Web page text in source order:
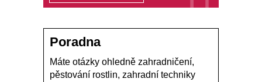
Poradna
Máte otázky ohledně zahradničení,
pěstování rostlin, zahradní techniky